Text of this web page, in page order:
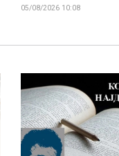
05/08/2026 10:08